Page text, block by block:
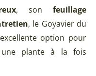
, sonfeuillage
, le Goyavier du
option pour
une plante à la fois